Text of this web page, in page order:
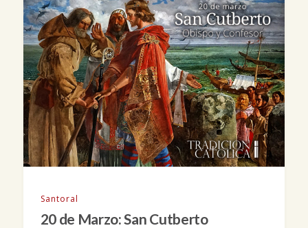
Santoral
20 de Marzo: San Cutberto